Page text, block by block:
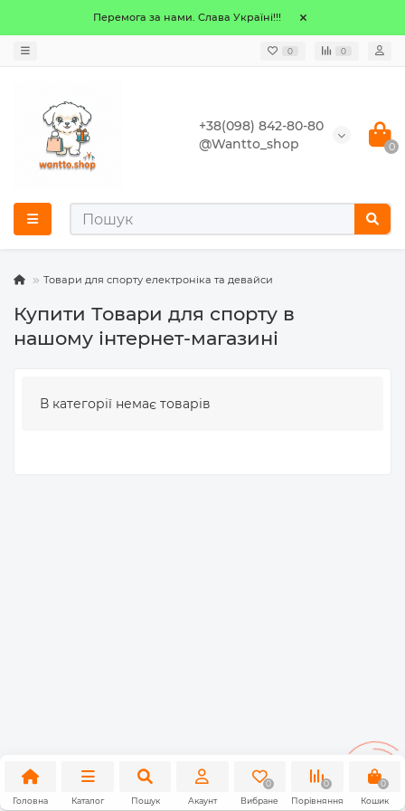
Перемога за нами. Слава Україні!!!
0 0
+38(098) 842-80-80
@Wantto_shop
0
Товари для спорту електроніка та девайси
Купити Товари для спорту в
нашому інтернет-магазині
В категорії немає товарів
Головна Каталог Пошук Акаунт
0
Вибране
0
Порівняння
0
Кошик